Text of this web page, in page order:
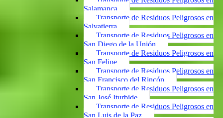
Salamanca
Transporte de Residuos Peligrosos en
Salvatierra
Transporte de Residuos Peligrosos en
San Diego de la Unión
Transporte de Residuos Peligrosos en
San Felipe
Transporte de Residuos Peligrosos en
San Francisco del Rincón
Transporte de Residuos Peligrosos en
San José Iturbide
Transporte de Residuos Peligrosos en
San Luis de la Paz